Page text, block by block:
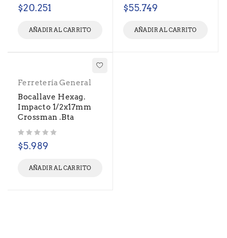
$20.251
AÑADIR AL CARRITO
$55.749
AÑADIR AL CARRITO
Ferretería General
Bocallave Hexag.
Impacto 1/2x17mm
Crossman .Bta
$5.989
AÑADIR AL CARRITO